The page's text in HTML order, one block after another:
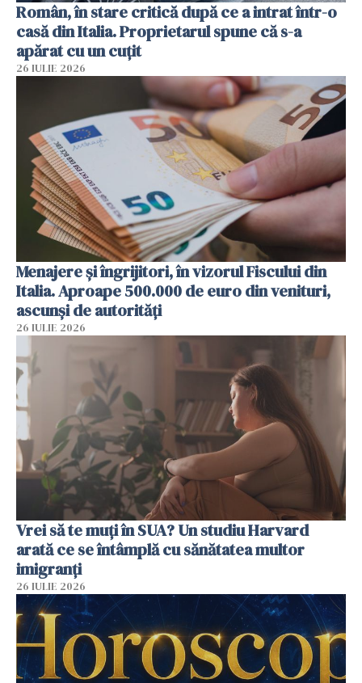
Român, în stare critică după ce a intrat într-o
casă din Italia. Proprietarul spune că s-a
apărat cu un cuțit
26 IULIE 2026
Menajere și îngrijitori, în vizorul Fiscului din
Italia. Aproape 500.000 de euro din venituri,
ascunși de autorități
26 IULIE 2026
Vrei să te muți în SUA? Un studiu Harvard
arată ce se întâmplă cu sănătatea multor
imigranți
26 IULIE 2026